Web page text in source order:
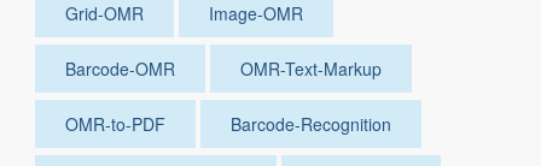
Grid-OMR Image-OMR
Barcode-OMR OMR-Text-Markup
OMR-to-PDF Barcode-Recognition